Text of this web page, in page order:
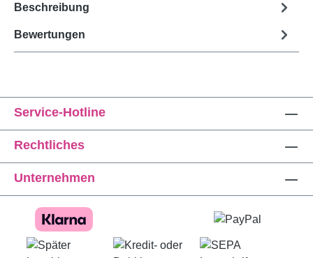
Beschreibung
Bewertungen
Service-Hotline
Rechtliches
Unternehmen